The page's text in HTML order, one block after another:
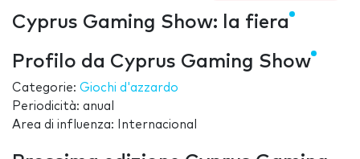
Cyprus Gaming Show: la fiera
Profilo da Cyprus Gaming Show
Categorie: Giochi d'azzardo
Periodicità: anual
Area di influenza: Internacional